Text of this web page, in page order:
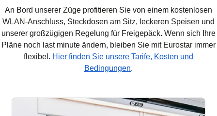
An Bord unserer Züge profitieren Sie von einem kostenlosen
WLAN-Anschluss, Steckdosen am Sitz, leckeren Speisen und
unserer großzügigen Regelung für Freigepäck. Wenn sich Ihre
Pläne noch last minute ändern, bleiben Sie mit Eurostar immer
flexibel. Hier finden Sie unsere Tarife, Kosten und
Bedingungen.